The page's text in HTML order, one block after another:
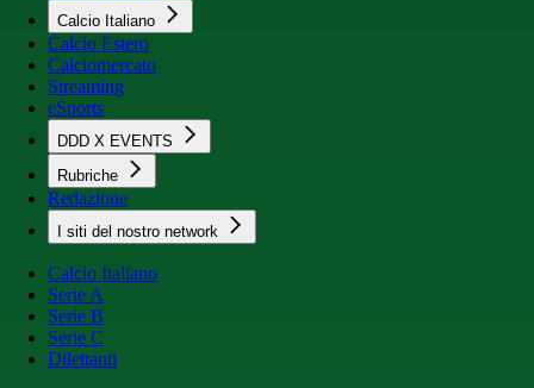
Calcio Italiano
Calcio Estero
Calciomercato
Streaming
eSports
DDD X EVENTS
Rubriche
Redazione
I siti del nostro network
Calcio Italiano
Serie A
Serie B
Serie C
Dilettanti